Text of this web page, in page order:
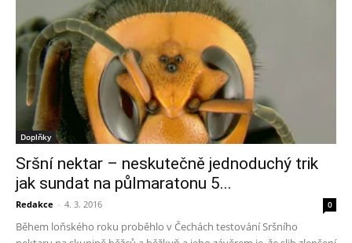
Doplňky
Sršní nektar – neskutečně jednoduchý trik
jak sundat na půlmaratonu 5...
Redakce - 4. 3. 2016 0
Během loňského roku proběhlo v Čechách testování Sršního